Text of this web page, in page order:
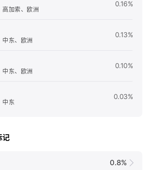
高加索、欧洲
0.16%
中东、欧洲
0.13%
中东、欧洲
0.10%
中东
0.03%
记
0.8%